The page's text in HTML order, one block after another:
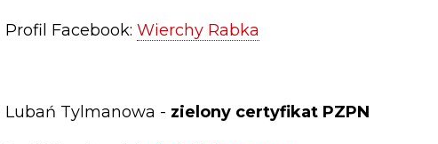
Profil Facebook: Wierchy Rabka
Lubań Tylmanowa - zielony certyfikat PZPN